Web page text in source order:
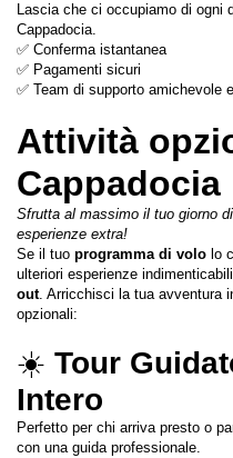
Lascia che ci occupiamo di ogni
Cappadocia.
✅ Conferma istantanea
✅ Pagamenti sicuri
✅ Team di supporto amichevole
Attività
Cappadocia
Sfrutta al massimo il tuo giorno
esperienze extra!
Se il tuo programma di volo lo
ulteriori esperienze indimenticabili
out. Arricchisci la tua avventura
opzionali:
☀️ Tour
Intero
Perfetto per chi arriva presto o
con una guida professionale.